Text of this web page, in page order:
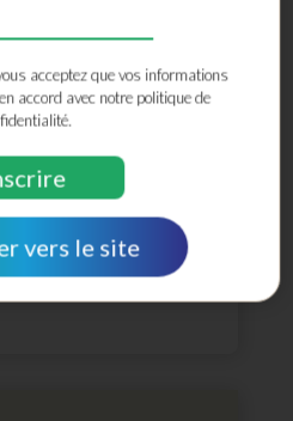
acceptez que vos informations
accord avec notre politique de
vers le site
réussie pour le